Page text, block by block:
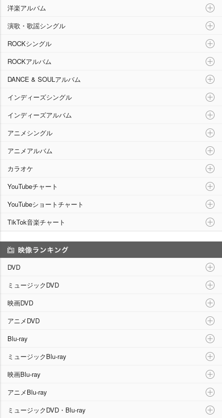
洋楽アルバム
演歌・歌謡シングル
ROCKシングル
ROCKアルバム
DANCE & SOULアルバム
インディーズシングル
インディーズアルバム
アニメシングル
アニメアルバム
カラオケ
YouTubeチャート
YouTubeショートチャート
TikTok音楽チャート
DVD
ミュージックDVD
映画DVD
アニメDVD
Blu-ray
ミュージックBlu-ray
映画Blu-ray
アニメBlu-ray
ミュージックDVD・Blu-ray